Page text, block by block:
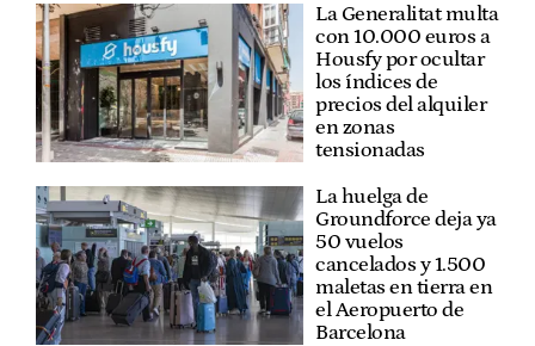
La Generalitat multa
con 10.000 euros a
Housfy por ocultar
los índices de
precios del alquiler
en zonas
tensionadas
La huelga de
Groundforce deja ya
50 vuelos
cancelados y 1.500
maletas en tierra en
el Aeropuerto de
Barcelona